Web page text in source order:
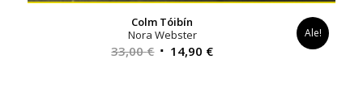
Colm Tóibín
Nora Webster
33,00€ Alkuperäinen
14,90 €Nykyinen
Ale!